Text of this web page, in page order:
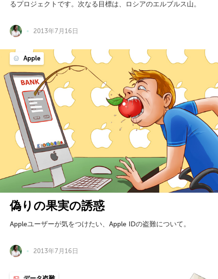
るプロジェクトです。次なる目標は、ロシアのエルブルス山。
2013年7月16日
Apple
偽りの果実の誘惑
Appleユーザーが気をつけたい、Apple IDの盗難について。
2013年7月16日